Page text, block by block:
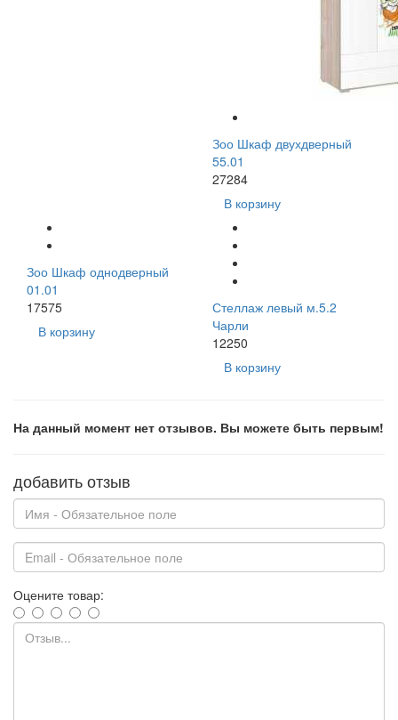
Зоо Шкаф двухдверный
55.01
27284
В корзину
Зоо Шкаф однодверный
01.01
17575
В корзину
Стеллаж левый м.5.2
Чарли
12250
В корзину
На данный момент нет отзывов. Вы можете быть первым!
добавить отзыв
Оцените товар: